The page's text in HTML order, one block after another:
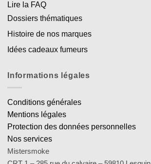
Lire la FAQ
Dossiers thématiques
Histoire de nos marques
Idées cadeaux fumeurs
Informations légales
Conditions générales
Mentions légales
Protection des données personnelles
Nos services
Mistersmoke